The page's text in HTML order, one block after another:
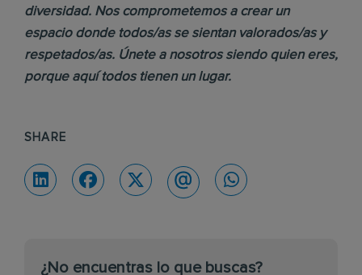
diversidad. Nos comprometemos a crear un
espacio donde todos/as se sientan valorados/as y
respetados/as. Únete a nosotros siendo quien eres,
porque aquí todos tienen un lugar.
SHARE
¿No encuentras lo que buscas?